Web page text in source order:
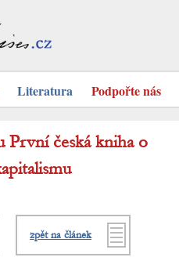
Literatura Podpořte nás
První česká kniha o
zpět na článek